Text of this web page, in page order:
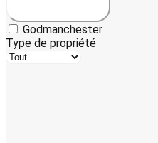
Godmanchester
Type de propriété